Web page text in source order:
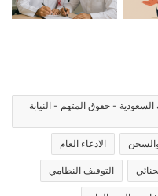
السعودية - حقوق المتهم - النيابة
الادعاء العام
التوقيف النظامي